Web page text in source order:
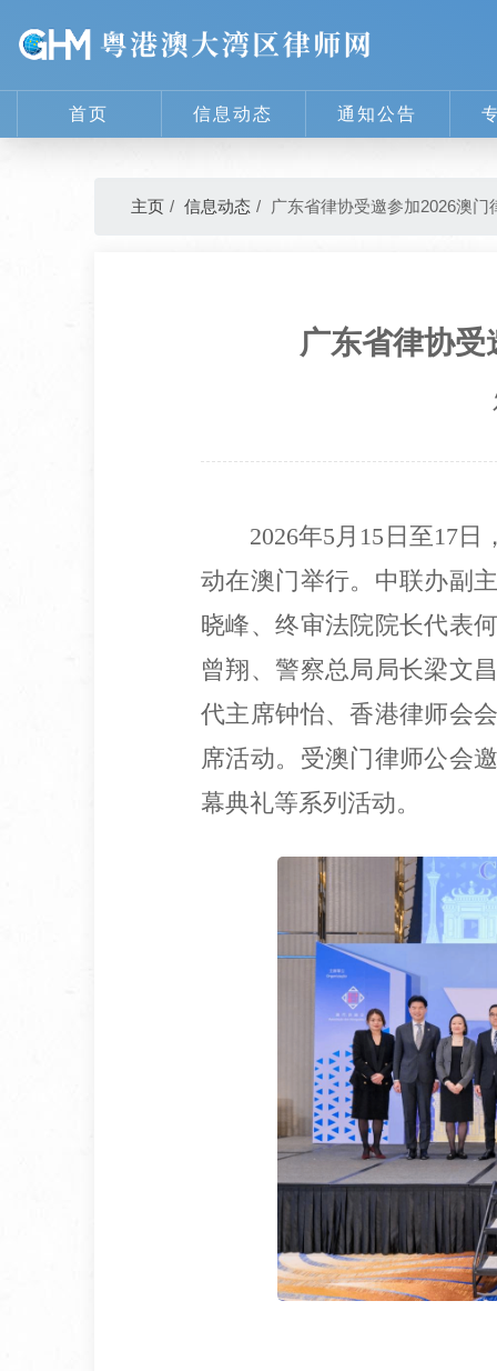
首页 信息动态 通知公告
主页 信息动态 广东省律协受邀参加2026澳门
广东省律协受
2026年5 月 15 日至17日
动在澳门举行。中联办副
晓峰、终审法院院长代表
曾翔、警察总局局长梁文
代主席钟怡、香港律师会
席活动。受澳门律师公会
幕典礼等系列活动。